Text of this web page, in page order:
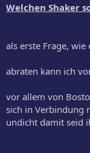
Welchen Shaker
als erste Frage,
abraten kann ich
vor allem von
sich in Verbindung
undicht damit seid